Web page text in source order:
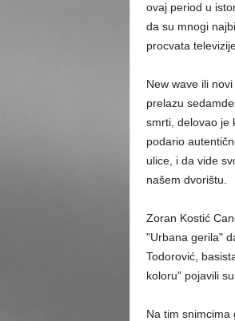
ovaj period u
da su mnogi
procvata
New wave ili
prelazu
smrti, delovao je
podario
ulice, i da vide
našem dvorištu.
Zoran Kostić
"Urbana gerila"
Todorović,
koloru" pojavili
Na tim snimcima